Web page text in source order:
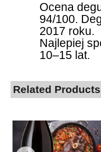
Ocena
94/100.
2017 roku.
Najlepiej
10–15 lat.
Related Products